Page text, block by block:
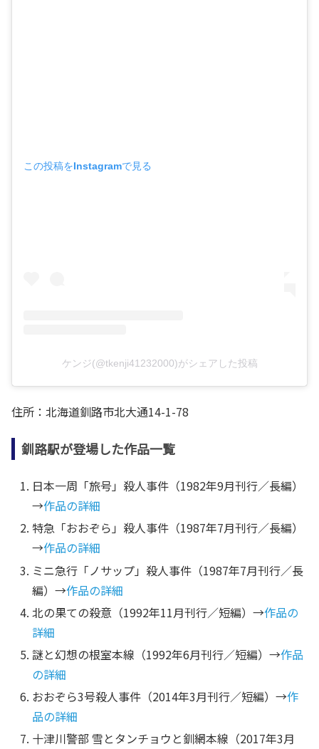
この投稿をInstagramで見る
ケンジ(@tkenji41232000)がシェアした投稿
住所：北海道釧路市北大通14-1-78
釧路駅が登場した作品一覧
日本一周「旅号」殺人事件（1982年9月刊行／長編）
→作品の詳細
特急「おおぞら」殺人事件（1987年7月刊行／長編）
→作品の詳細
ミニ急行「ノサップ」殺人事件（1987年7月刊行／長
編）→作品の詳細
北の果ての殺意（1992年11月刊行／短編）→作品の
詳細
謎と幻想の根室本線（1992年6月刊行／短編）→作品
の詳細
おおぞら3号殺人事件（2014年3月刊行／短編）→作
品の詳細
十津川警部 雪とタンチョウと釧網本線（2017年3月